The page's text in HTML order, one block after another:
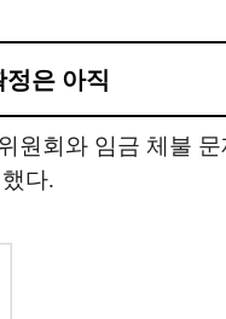
은 아직
회와 임금 체불
다.